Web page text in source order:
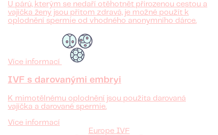
U párů, kterým se nedaří otěhotnět přirozenou cestou a
vajíčka ženy jsou přitom zdravá, je možné použít k
oplodnění spermie od vhodného anonymního dárce.
Více informací
IVF s darovanými embryi
K mimotělnému oplodnění jsou použita darovaná
vajíčka a darované spermie.
Více informací
Europe IVF